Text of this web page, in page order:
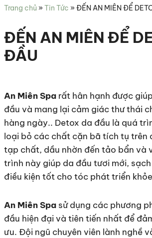
sức
Trang chủ »Tin Tức »ĐẾN AN MIÊN ĐỂ
ĐẾN AN MIÊN ĐỂ
ĐẦU
An Miên Sparất hân hạnh được
đầu và mang lại cảm giác thư thái
hàng ngày.. Detox da đầu là quá
loại bỏ các chất cặn bã tích tụ trên
tạp chất, dầu nhờn đến tảo bẩn và
trình này giúp da đầu tươi mới,
điều kiện tốt cho tóc phát triển
An Miên Spasử dụng các phương
đầu hiện đại và tiên tiến nhất để
ưu. Đội ngũ chuyên viên lành nghề